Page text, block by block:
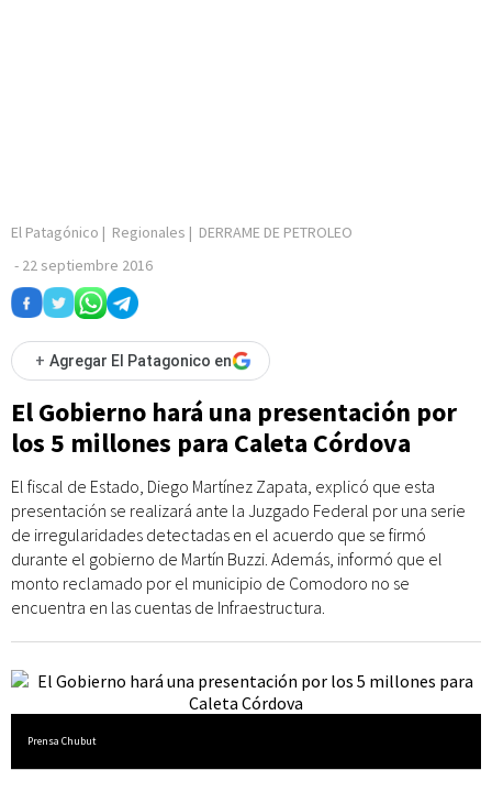
El Patagónico | Regionales | DERRAME DE PETROLEO
- 22 septiembre 2016
+ Agregar El Patagonico en
El Gobierno hará una presentación por
los 5 millones para Caleta Córdova
El fiscal de Estado, Diego Martínez Zapata, explicó que esta
presentación se realizará ante la Juzgado Federal por una serie
de irregularidades detectadas en el acuerdo que se firmó
durante el gobierno de Martín Buzzi. Además, informó que el
monto reclamado por el municipio de Comodoro no se
encuentra en las cuentas de Infraestructura.
Prensa Chubut